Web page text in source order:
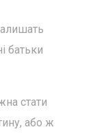
батьки
стати
або ж